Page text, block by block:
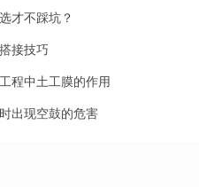
才不踩坑？
接技巧
程中土工膜的作用
出现空鼓的危害